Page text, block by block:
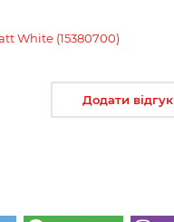
White (15380700)
Додати відгук